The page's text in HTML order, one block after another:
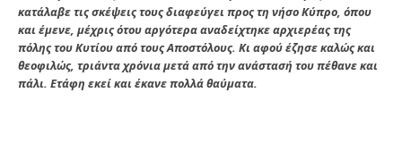
κατάλαβε τις σκέψεις τους διαφεύγει προς τη νήσο Κύπρο, όπου
και έμενε, μέχρις ότου αργότερα αναδείχτηκε αρχιερέας της
πόλης του Κυτίου από τους Αποστόλους. Κι αφού έζησε καλώς και
θεοφιλώς, τριάντα χρόνια μετά από την ανάστασή του πέθανε και
πάλι. Ετάφη εκεί και έκανε πολλά θαύματα.